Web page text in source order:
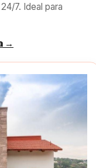
7. Ideal para
→